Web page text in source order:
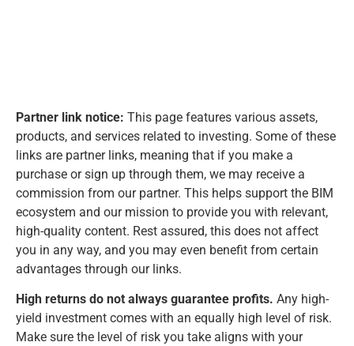
Partner link notice: This page features various assets,
products, and services related to investing. Some of these
links are partner links, meaning that if you make a
purchase or sign up through them, we may receive a
commission from our partner. This helps support the BIM
ecosystem and our mission to provide you with relevant,
high-quality content. Rest assured, this does not affect
you in any way, and you may even benefit from certain
advantages through our links.
High returns do not always guarantee profits. Any high-
yield investment comes with an equally high level of risk.
Make sure the level of risk you take aligns with your